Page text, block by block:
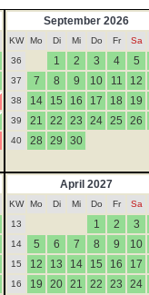
September 2026
KW Mo Di Mi Do Fr Sa
36
1 2 3 4 5
37 7 8 9 10 11 12
38 14 15 16 17 18 19
39 21 22 23 24 25 26
40 28 29 30
April 2027
KW Mo Di Mi Do Fr Sa
13
1 2 3
14 5 6 7 8 9 10
15 12 13 14 15 16 17
16 19 20 21 22 23 24